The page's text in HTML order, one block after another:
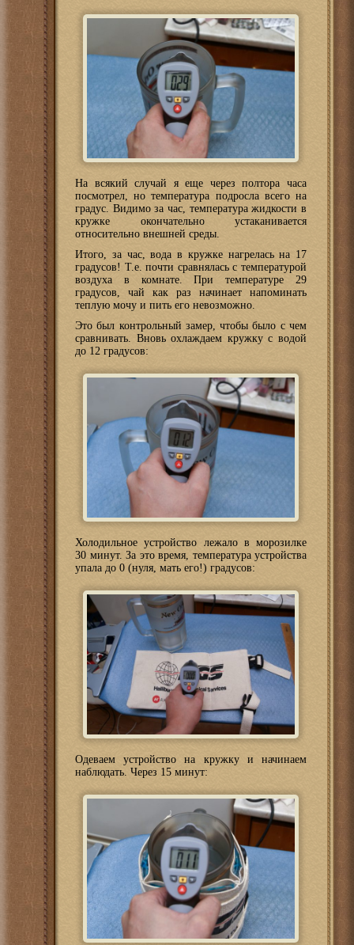
На всякий случай я еще через полтора часа
посмотрел, но температура подросла всего на
градус. Видимо за час, температура жидкости в
кружке окончательно устаканивается
относительно внешней среды.
Итого, за час, вода в кружке нагрелась на 17
градусов! Т.е. почти сравнялась с температурой
воздуха в комнате. При температуре 29
градусов, чай как раз начинает напоминать
теплую мочу и пить его невозможно.
Это был контрольный замер, чтобы было с чем
сравнивать. Вновь охлаждаем кружку с водой
до 12 градусов:
Холодильное устройство лежало в морозилке
30 минут. За это время, температура устройства
упала до 0 (нуля, мать его!) градусов:
Одеваем устройство на кружку и начинаем
наблюдать. Через 15 минут: